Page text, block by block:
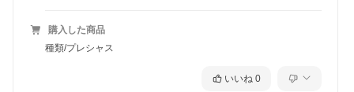
購入した商品
種類/プレシャス
いいね 0